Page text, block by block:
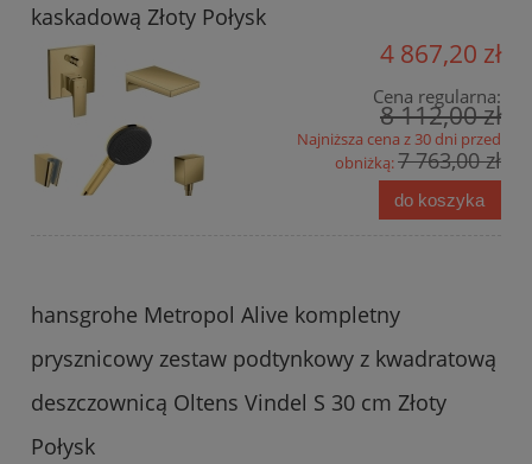
kaskadową Złoty Połysk
4 867,20 zł
Cena regularna:
8 112,00 zł
Najniższa cena z 30 dni przed
obniżką:7 763,00 zł
do koszyka
hansgrohe Metropol Alive kompletny
prysznicowy zestaw podtynkowy z kwadratową
deszczownicą Oltens Vindel S 30 cm Złoty
Połysk